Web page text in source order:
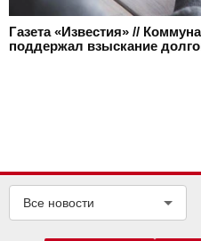
Газета «Известия» //
поддержал взыскание
Все новости